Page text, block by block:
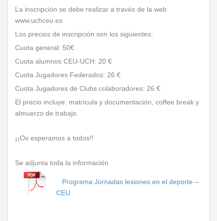
La inscripción se debe realizar a través de la web
www.uchceu.es
Los precios de inscripción son los siguientes:
Cuota general: 50€
Cuota alumnos CEU-UCH: 20 €
Cuota Jugadores Federados: 26 €
Cuota Jugadores de Clubs colaboradores: 26 €
El precio incluye: matrícula y documentación, coffee break y
almuerzo de trabajo.
¡¡Os esperamos a todos!!
Se adjunta toda la información
Programa Jornadas lesiones en el deporte –
CEU